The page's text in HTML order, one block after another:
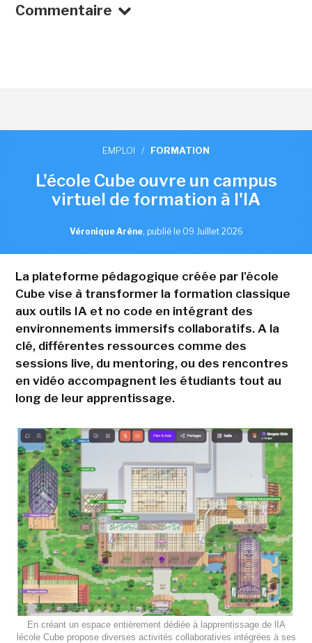
Commentaire
EMPLOI / FORMATION
L'école Cube ouvre un campus
virtuel de formation à l'IA
Véronique Arène, publié le 09 Juillet 2026
La plateforme pédagogique créée par l'école
Cube vise à transformer la formation classique
aux outils IA et no code en intégrant des
environnements immersifs collaboratifs. A la
clé, différentes ressources comme des
sessions live, du mentoring, ou des rencontres
en vidéo accompagnent les étudiants tout au
long de leur apprentissage.
En créant un espace entièrement dédiée à lapprentissage de lIA
lécole Cube propose diverses activités collaboratives intégrées à ses